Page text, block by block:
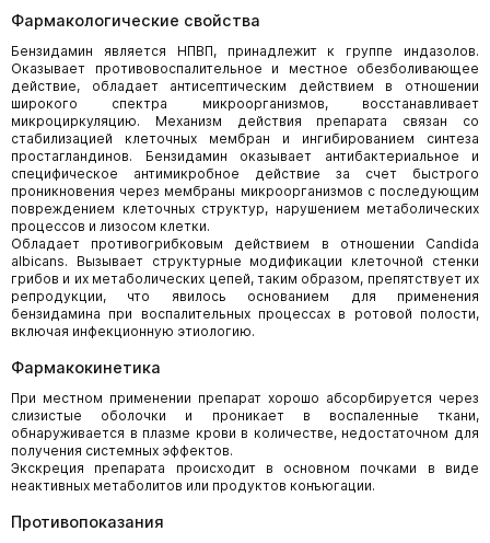
Фармакологические свойства
Бензидамин является НПВП, принадлежит к группе индазолов.
Оказывает противовоспалительное и местное обезболивающее
действие, обладает антисептическим действием в отношении
широкого спектра микроорганизмов, восстанавливает
микроциркуляцию. Механизм действия препарата связан со
стабилизацией клеточных мембран и ингибированием синтеза
простагландинов. Бензидамин оказывает антибактериальное и
специфическое антимикробное действие за счет быстрого
проникновения через мембраны микроорганизмов с последующим
повреждением клеточных структур, нарушением метаболических
процессов и лизосом клетки.
Обладает противогрибковым действием в отношении Candida
albicans. Вызывает структурные модификации клеточной стенки
грибов и их метаболических цепей, таким образом, препятствует их
репродукции, что явилось основанием для применения
бензидамина при воспалительных процессах в ротовой полости,
включая инфекционную этиологию.
Фармакокинетика
При местном применении препарат хорошо абсорбируется через
слизистые оболочки и проникает в воспаленные ткани,
обнаруживается в плазме крови в количестве, недостаточном для
получения системных эффектов.
Экскреция препарата происходит в основном почками в виде
неактивных метаболитов или продуктов конъюгации.
Противопоказания